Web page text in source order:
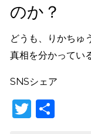
のか？
どうも、りかちゅ
真相を分かってい
SNSシェア
T 共